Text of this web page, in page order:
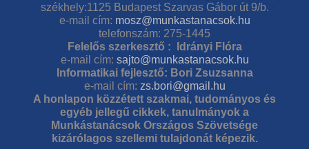
székhely:1125 Budapest Szarvas Gábor út 9/b.
e-mail cím: mosz@munkastanacsok.hu
telefonszám: 275-1445
Felelős szerkesztő : Idrányi Flóra
e-mail cím: sajto@munkastanacsok.hu
Informatikai fejlesztő: Bori Zsuzsanna
e-mail cím: zs.bori@gmail.hu
A honlapon közzétett szakmai, tudományos és
egyéb jellegű cikkek, tanulmányok a
Munkástanácsok Országos Szövetsége
kizárólagos szellemi tulajdonát képezik.